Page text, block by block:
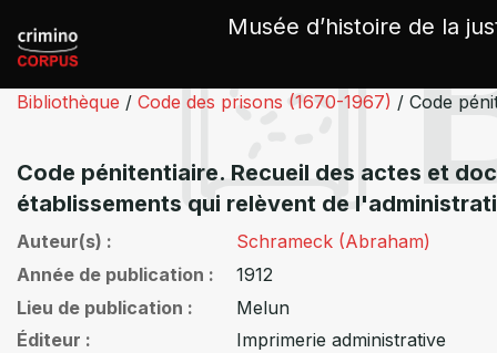
Musée d’histoire de la
Bibliothèque / Code des prisons (1670-1967) / Code
Code pénitentiaire. Recueil des actes et
établissements qui relèvent de
Auteur(s)
Schrameck (Abraham)
Année de publication
1912
Lieu de publication
Melun
Éditeur
Imprimerie administrative
Panneau de gestion des cookies